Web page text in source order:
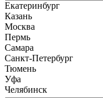
Екатеринбург
Казань
Москва
Пермь
Самара
Санкт-Петербург
Тюмень
Уфа
Челябинск